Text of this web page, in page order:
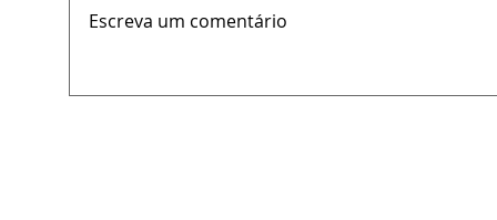
Câmara de Belo Jardim está
Escreva um comentário